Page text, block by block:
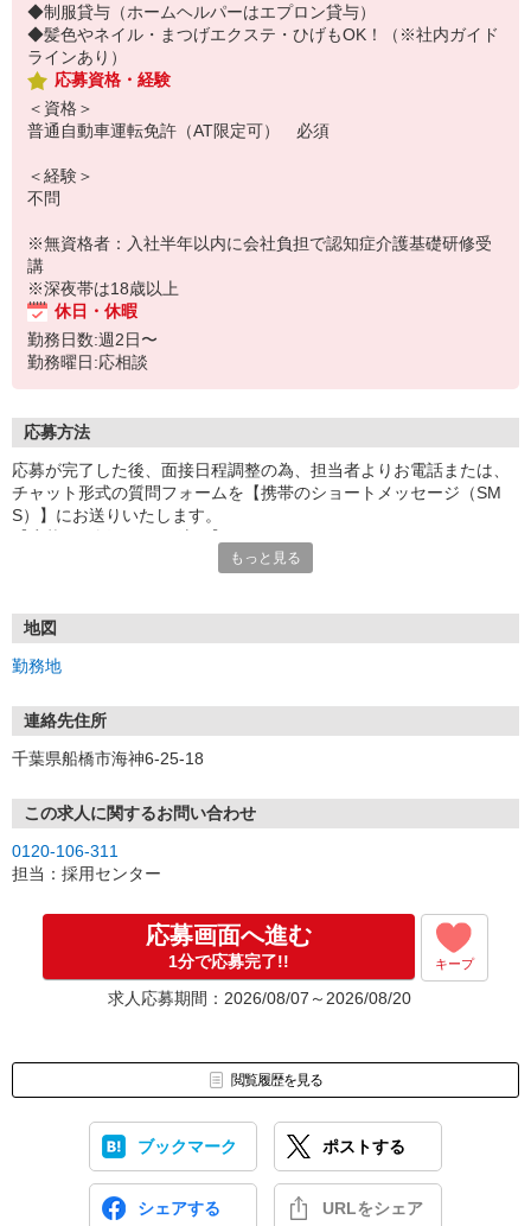
◆制服貸与（ホームヘルパーはエプロン貸与）
◆髪色やネイル・まつげエクステ・ひげもOK！（※社内ガイド
ラインあり）
応募資格・経験
＜資格＞
普通自動車運転免許（AT限定可） 必須
＜経験＞
不問
※無資格者：入社半年以内に会社負担で認知症介護基礎研修受
講
※深夜帯は18歳以上
休日・休暇
勤務日数:週2日〜
勤務曜日:応相談
応募方法
応募が完了した後、面接日程調整の為、担当者よりお電話または、
チャット形式の質問フォームを【携帯のショートメッセージ（SM
S）】にお送りいたします。
1.応募…Webもしくはお電話より応募ください。
※実技試験はドライバーの職種のみとなります。
もっと見る
地図
勤務地
連絡先住所
千葉県船橋市海神6-25-18
この求人に関するお問い合わせ
0120-106-311
担当：採用センター
応募画面へ進む
1分で応募完了!! キープ
求人応募期間：2026/08/07～2026/08/20
閲覧履歴を見る
ブックマーク ポストする
シェアする URLをシェア